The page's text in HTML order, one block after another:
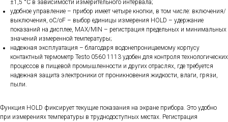
±1,5 °C в зависимости измерительного интервала;
удобное управление – прибор имеет четыре кнопки, в том числе: включения/
выключения, оС/оF – выбор единицы измерения HOLD – удержание
показаний на дисплее, MAX/MIN – регистрация предельных и минимальных
значений измеренной температуры;
надежная эксплуатация – благодаря водонепроницаемому корпусу
контактный термометр Testo 0560 1113 удобен для контроля технологических
процессов в пищевой промышленности и других отраслях, где требуется
надежная защита электроники от проникновения жидкости, влаги, грязи,
пыли.
Функция HOLD фиксирует текущие показания на экране прибора. Это удобно
при измерениях температуры в труднодоступных местах. Регистрация